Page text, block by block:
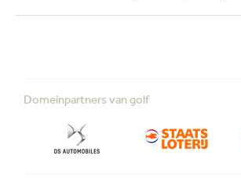
Domeinpartners van golf